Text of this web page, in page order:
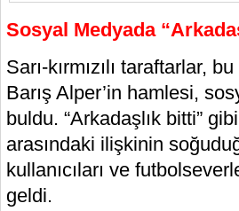
Sosyal Medyada
Sarı-kırmızılı taraftarlar,
Barış Alper’in hamlesi,
buldu. “Arkadaşlık bitti”
arasındaki ilişkinin
kullanıcıları ve
geldi.